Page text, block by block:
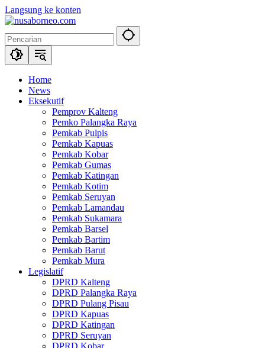
Langsung ke konten
Home
News
Eksekutif
Pemprov Kalteng
Pemko Palangka Raya
Pemkab Pulpis
Pemkab Kapuas
Pemkab Kobar
Pemkab Gumas
Pemkab Katingan
Pemkab Kotim
Pemkab Seruyan
Pemkab Lamandau
Pemkab Sukamara
Pemkab Barsel
Pemkab Bartim
Pemkab Barut
Pemkab Mura
Legislatif
DPRD Kalteng
DPRD Palangka Raya
DPRD Pulang Pisau
DPRD Kapuas
DPRD Katingan
DPRD Seruyan
DPRD Kobar